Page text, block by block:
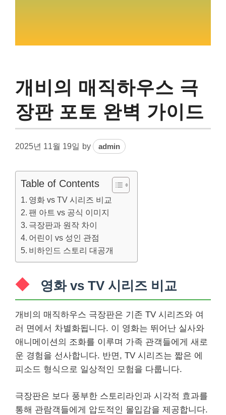
개비의 매직하우스 극
장판 포토 완벽 가이드
2025년 11월 19일 by admin
Table of Contents
영화 vs TV 시리즈 비교
팬 아트 vs 공식 이미지
극장판과 원작 차이
어린이 vs 성인 관점
비하인드 스토리 대공개
영화 vs TV 시리즈 비교
개비의 매직하우스 극장판은 기존 TV 시리즈와 여
러 면에서 차별화됩니다. 이 영화는 뛰어난 실사와
애니메이션의 조화를 이루며 가족 관객들에게 새로
운 경험을 선사합니다. 반면, TV 시리즈는 짧은 에
피소드 형식으로 일상적인 모험을 다룹니다.
극장판은 보다 풍부한 스토리라인과 시각적 효과를
통해 관람객들에게 압도적인 몰입감을 제공합니다.